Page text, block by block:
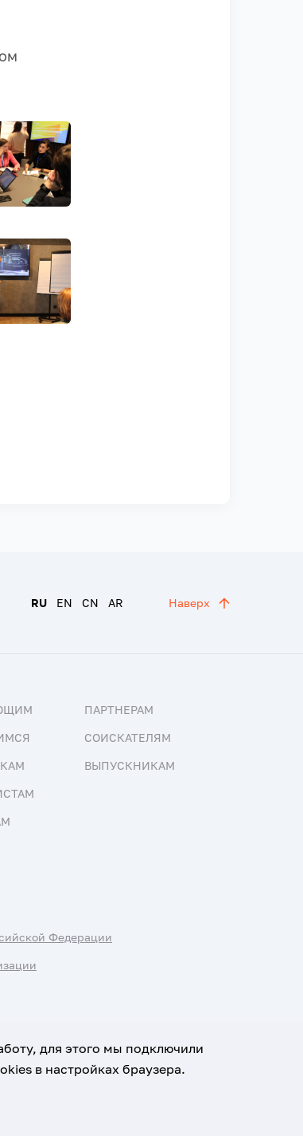
RU EN CN AR Наверх
ПАРТНЕРАМ
СОИСКАТЕЛЯМ
ВЫПУСКНИКАМ
Федерации
для этого мы подключили
в настройках браузера.